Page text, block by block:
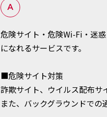
A
危険サイト・危険Wi-Fi・迷
になれるサービスです。
■危険サイト対策
詐欺サイト、ウイルス配布サ
また、バックグラウンドでの